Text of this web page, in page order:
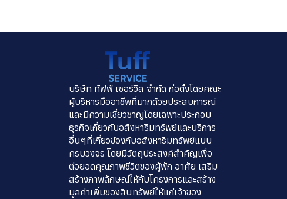
บริษัท ทัฟฟ์ เซอร์วิส จำกัด ก่อตั้งโดยคณะ
ผู้บริหารมืออาชีพที่มากด้วยประสบการณ์
และมีความเชี่ยวชาญโดยเฉพาะประกอบ
ธุรกิจเกี่ยวกับอสังหาริมทรัพย์และบริการ
อื่นๆที่เกี่ยวข้องกับอสังหาริมทรัพย์แบบ
ครบวงจร โดยมีวัตถุประสงค์สำคัญเพื่อ
ต่อยอดคุณภาพชีวิตของผู้พัก อาศัย เสริม
สร้างภาพลักษณ์ให้กับโครงการและสร้าง
มูลค่าเพิ่มของสินทรัพย์ให้แก่เจ้าของ